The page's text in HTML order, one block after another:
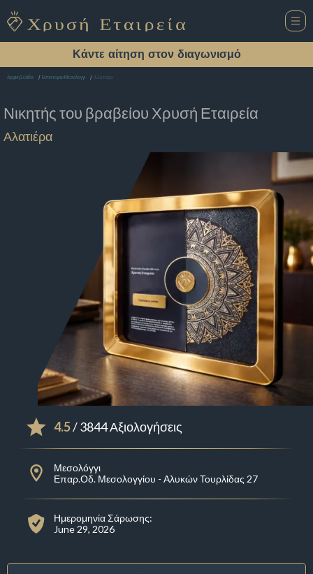
Κάντε αίτηση στον διαγωνισμό
Αρχική Σελίδα Εστιατόριο Μεσολογγι Αλατιέρα
Νικητής του βραβείου Χρυσή Εταιρεία
Αλατιέρα
4.5/ 3844 Αξιολογήσεις
Μεσολόγγι
Επαρ.Οδ. Μεσολογγίου - Αλυκών Τουρλίδας 27
Ημερομηνία Σάρωσης:
June 29, 2026